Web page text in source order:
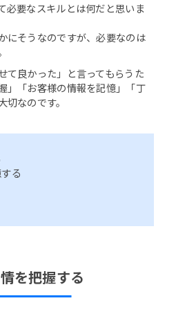
必要なスキルとは何だと思いま
にそうなのですが、必要なのは
て良かった」と言ってもらうた
」「お客様の情報を記憶」「丁
なのです。
る
を把握する